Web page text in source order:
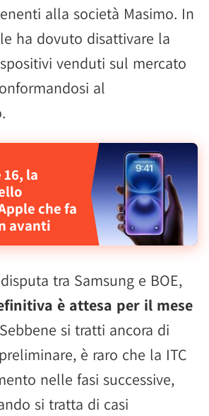
alla società Masimo. In
ha dovuto disattivare la
venduti sul mercato
al
la
che fa
avanti
tra Samsung e BOE,
è attesa per il mese
si tratti ancora di
è raro che la ITC
nelle fasi successive,
si tratta di casi